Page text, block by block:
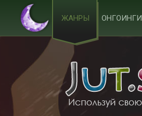
ЖАНРЫ ОНГОИНГИ